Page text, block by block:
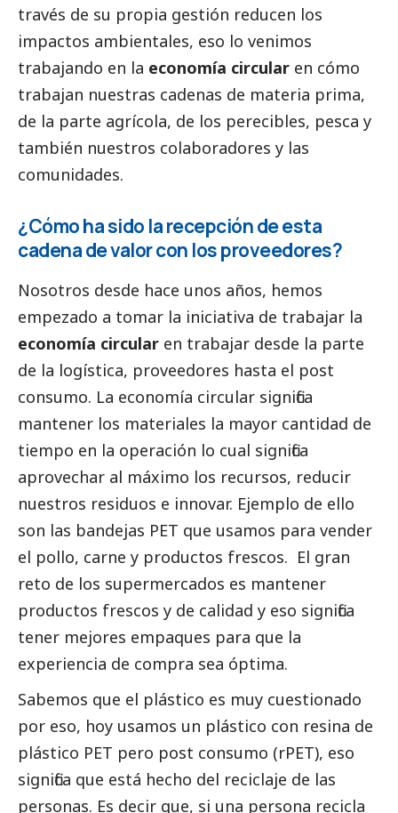
través de su propia gestión reducen los
impactos ambientales, eso lo venimos
trabajando en la economía circular en cómo
trabajan nuestras cadenas de materia prima,
de la parte agrícola, de los perecibles, pesca y
también nuestros colaboradores y las
comunidades.
¿Cómo ha sido la recepción de esta
cadena de valor con los proveedores?
Nosotros desde hace unos años, hemos
empezado a tomar la iniciativa de trabajar la
economía circular en trabajar desde la parte
de la logística, proveedores hasta el post
consumo. La economía circular significa
mantener los materiales la mayor cantidad de
tiempo en la operación lo cual significa
aprovechar al máximo los recursos, reducir
nuestros residuos e innovar. Ejemplo de ello
son las bandejas PET que usamos para vender
el pollo, carne y productos frescos. El gran
reto de los supermercados es mantener
productos frescos y de calidad y eso significa
tener mejores empaques para que la
experiencia de compra sea óptima.
Sabemos que el plástico es muy cuestionado
por eso, hoy usamos un plástico con resina de
plástico PET pero post consumo (rPET), eso
significa que está hecho del reciclaje de las
personas. Es decir que, si una persona recicla